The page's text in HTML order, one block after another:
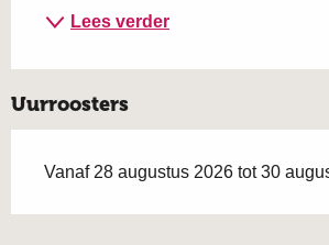
Lees verder
Uurroosters
Vanaf 28 augustus 2026 tot 30